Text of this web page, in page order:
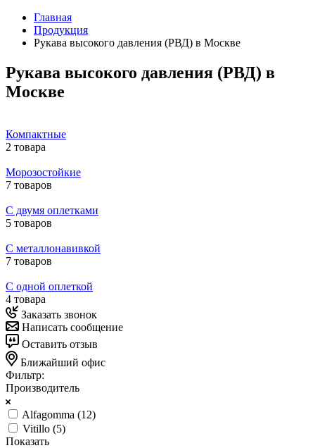
Главная
Продукция
Рукава высокого давления (РВД) в Москве
Рукава высокого давления (РВД) в
Москве
Компактные
2 товара
Морозостойкие
7 товаров
С двумя оплетками
5 товаров
С металлонавивкой
7 товаров
С одной оплеткой
4 товара
Заказать звонок
Написать сообщение
Оставить отзыв
Ближайший офис
Фильтр:
Производитель
Alfagomma (12)
Vitillo (5)
Показать